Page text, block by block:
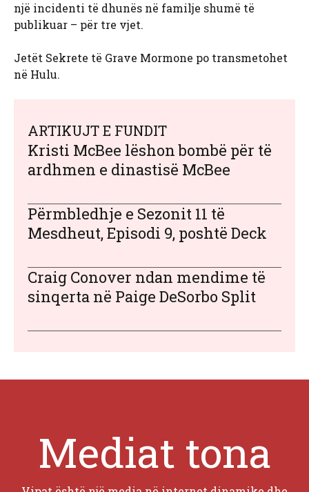
një incidenti të dhunës në familje shumë të
publikuar – për tre vjet.
Jetët Sekrete të Grave Mormone po transmetohet
në Hulu.
ARTIKUJT E FUNDIT
Kristi McBee lëshon bombë për të
ardhmen e dinastisë McBee
Përmbledhje e Sezonit 11 të
Mesdheut, Episodi 9, poshtë Deck
Craig Conover ndan mendime të
sinqerta në Paige DeSorbo Split
Mediat tona